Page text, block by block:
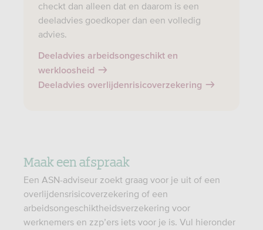
checkt dan alleen dat en daarom is een
deeladvies goedkoper dan een volledig
advies.
Deeladvies arbeidsongeschikt en
werkloosheid
Deeladvies overlijdenrisicoverzekering
Maak een afspraak
Een ASN-adviseur zoekt graag voor je uit of een
overlijdensrisicoverzekering of een
arbeidsongeschiktheidsverzekering voor
werknemers en zzp’ers iets voor je is. Vul hieronder